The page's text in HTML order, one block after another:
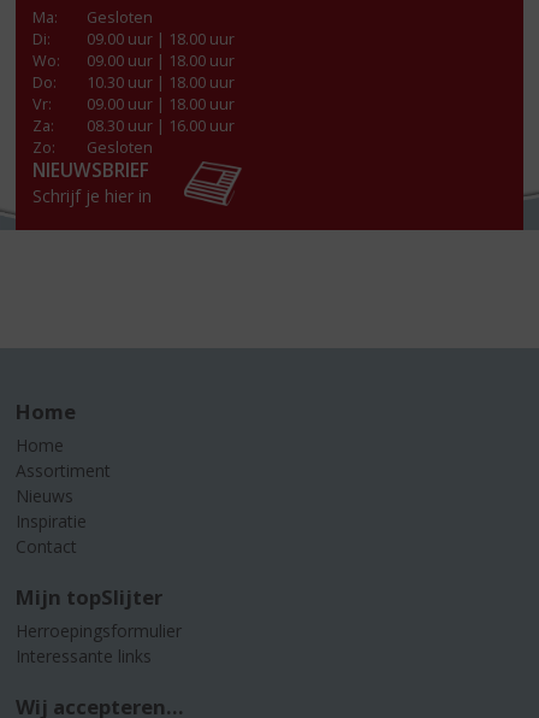
Ma:
Gesloten
Di:
09.00 uur | 18.00 uur
Wo:
09.00 uur | 18.00 uur
Do:
10.30 uur | 18.00 uur
Vr:
09.00 uur | 18.00 uur
Za:
08.30 uur | 16.00 uur
Zo:
Gesloten
NIEUWSBRIEF
Schrijf je hier in
Home
Home
Assortiment
Nieuws
Inspiratie
Contact
Mijn topSlijter
Herroepingsformulier
Interessante links
Wij accepteren...